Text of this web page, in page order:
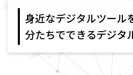
身近なデジタルツール
分たちでできるデジタ